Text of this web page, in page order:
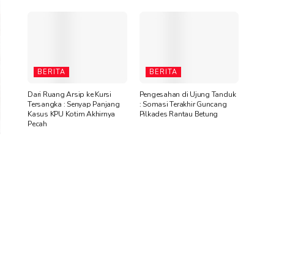
BERITA
Dari Ruang Arsip ke Kursi
Tersangka : Senyap Panjang
Kasus KPU Kotim Akhirnya
Pecah
BERITA
Pengesahan di Ujung Tanduk
: Somasi Terakhir Guncang
Pilkades Rantau Betung